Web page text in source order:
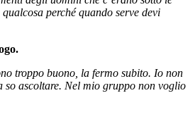
perché quando serve devi
troppo buono, la fermo subito. Io non
so ascoltare. Nel mio gruppo non voglio